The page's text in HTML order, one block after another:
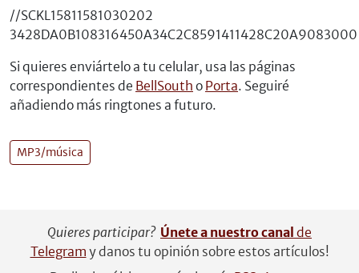
//SCKL15811581030202
3428DA0B108316450A34C2C8591411428C20A9083000
Si quieres enviártelo a tu celular, usa las páginas
correspondientes de BellSouth o Porta. Seguiré
añadiendo más ringtones a futuro.
MP3/música
Quieres participar? Únete a nuestro canal de
Telegram y danos tu opinión sobre estos artículos!